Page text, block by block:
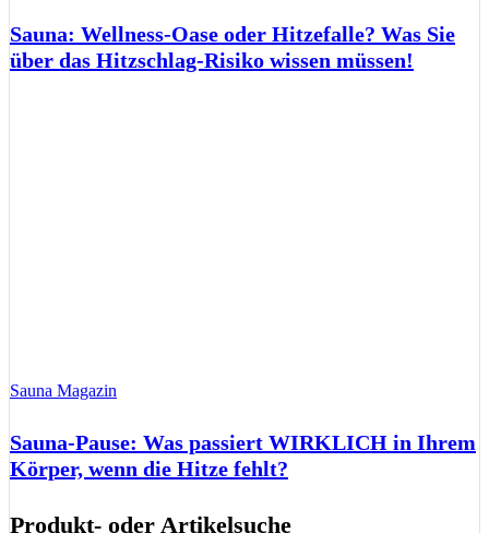
Sauna: Wellness-Oase oder Hitzefalle? Was Sie
über das Hitzschlag-Risiko wissen müssen!
Sauna Magazin
Sauna-Pause: Was passiert WIRKLICH in Ihrem
Körper, wenn die Hitze fehlt?
Produkt- oder Artikelsuche